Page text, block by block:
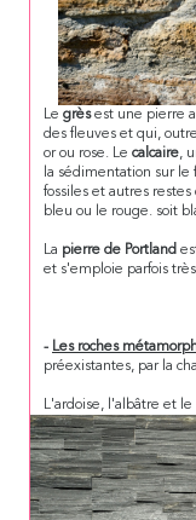
Le grèsest une pierre
des fleuves et qui,
or ou rose. Le calcaire,
la sédimentation sur
fossiles et autres
bleu ou le rouge. soit
La pierre de Portland
et s'emploie parfois
- Les roches
préexistantes, par la
L'ardoise, l'albâtre et